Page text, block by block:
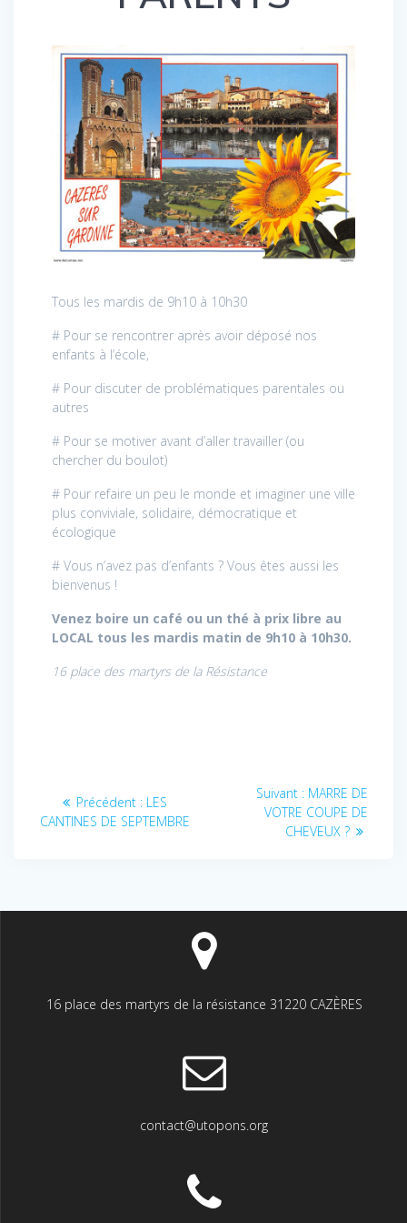
Tous les mardis de 9h10 à 10h30
# Pour se rencontrer après avoir déposé nos
enfants à l’école,
# Pour discuter de problématiques parentales ou
autres
# Pour se motiver avant d’aller travailler (ou
chercher du boulot)
# Pour refaire un peu le monde et imaginer une ville
plus conviviale, solidaire, démocratique et
écologique
# Vous n’avez pas d’enfants ? Vous êtes aussi les
bienvenus !
Venez boire un café ou un thé à prix libre au
LOCAL tous les mardis matin de 9h10 à 10h30.
16 place des martyrs de la Résistance
de
Précédent : Article
précédent
LES
CANTINES DE SEPTEMBRE
Suivant : Article
suivant
:
MARRE DE
VOTRE COUPE DE
CHEVEUX ?
16 place des martyrs de la résistance 31220 CAZÈRES
contact@utopons.org